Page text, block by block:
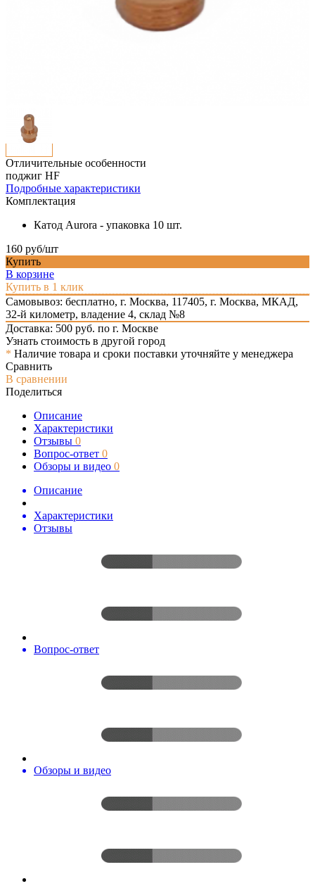
Отличительные особенности
поджиг HF
Подробные характеристики
Комплектация
Катод Aurora - упаковка 10 шт.
160 руб/шт
Купить
В корзине
Купить в 1 клик
Самовывоз: бесплатно, г. Москва, 117405, г. Москва, МКАД,
32-й километр, владение 4, склад №8
Доставка: 500 руб. по г. Москве
Узнать стоимость в другой город
* Наличие товара и сроки поставки уточняйте у менеджера
Сравнить
В сравнении
Поделиться
Описание
Характеристики
Отзывы 0
Вопрос-ответ 0
Обзоры и видео 0
Описание
Характеристики
Отзывы
Вопрос-ответ
Обзоры и видео